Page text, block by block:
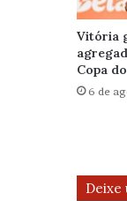
Vitória
Copa
6 de
Deixe